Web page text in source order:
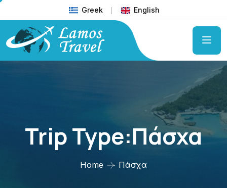
Greek English
Trip Type:Πάσχα
Home Πάσχα